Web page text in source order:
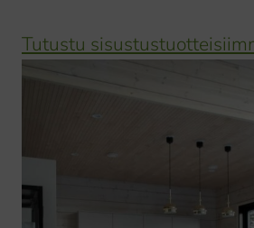
Tutustu